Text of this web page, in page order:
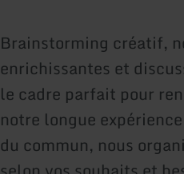
Brainstorming créatif,
enrichissantes et
le cadre parfait pour
notre longue
du commun, nous